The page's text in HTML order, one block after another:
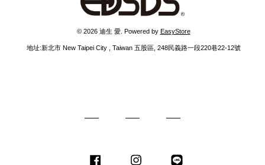
© 2026 迪生 愛. Powered by EasyStore
  地址:新北市 New Taipei City , Taiwan 五股區, 248民義路一段220巷22-12號